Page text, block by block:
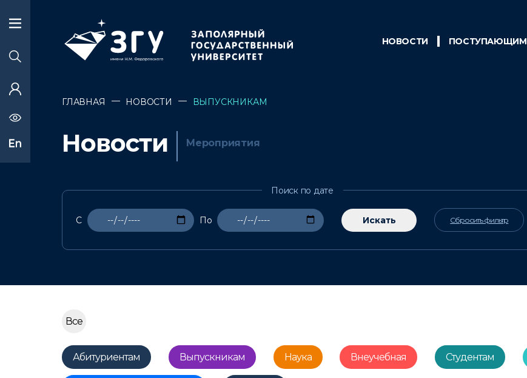
НОВОСТИ ПОСТУПАЮЩИМ
ГЛАВНАЯ — НОВОСТИ — ВЫПУСКНИКАМ
Новости Мероприятия
C По Сбросить фильтр
Все
Абитуриентам Выпускникам Наука Внеучебная Студентам